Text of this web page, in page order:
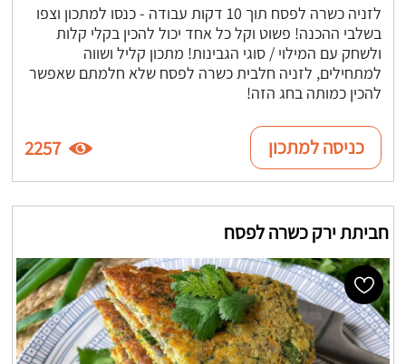
לזניה כשרה לפסח תוך 10 דקות עבודה - כנסו למתכון וצפו
בשלבי ההכנה! פשוט וקל כל אחד יכול להכין בקלי קלות
ולשחק עם המילוי / סוגי הגבינות! מתכון קליל ושווה
למתחילים, לזניה חלבית כשרה לפסח שלא חלמתם שאפשר
להכין כמותה בחג הזה!
כניסה למתכון 2257
חביתת ירק כשרה לפסח